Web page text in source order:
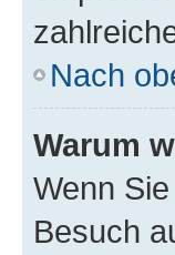
Nach
Warum
Wenn
Besuch